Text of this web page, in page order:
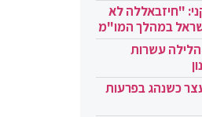
"חיזבאללה לא
במהלך המו"מ
עשרות
בן 15 נעצר כשנהג בפרעות